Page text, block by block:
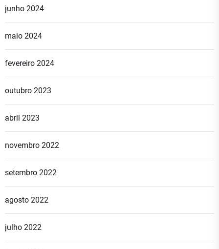
junho 2024
maio 2024
fevereiro 2024
outubro 2023
abril 2023
novembro 2022
setembro 2022
agosto 2022
julho 2022